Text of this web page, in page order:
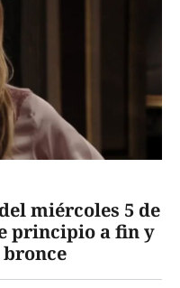
miércoles 5 de
principio a fin y